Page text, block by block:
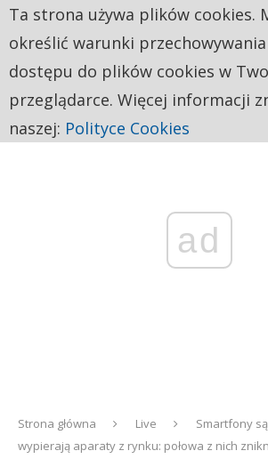
ad
Strona główna Live
Smartfony
wypierają aparaty z rynku: połowa z nich
Ta strona używa plików cookies.
określić warunki
dostępu do plików cookies w
przeglądarce. Więcej informacji
naszej: Polityce Cookies